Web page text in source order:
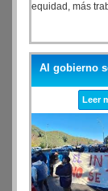
equidad, más
Al gobierno
Leer